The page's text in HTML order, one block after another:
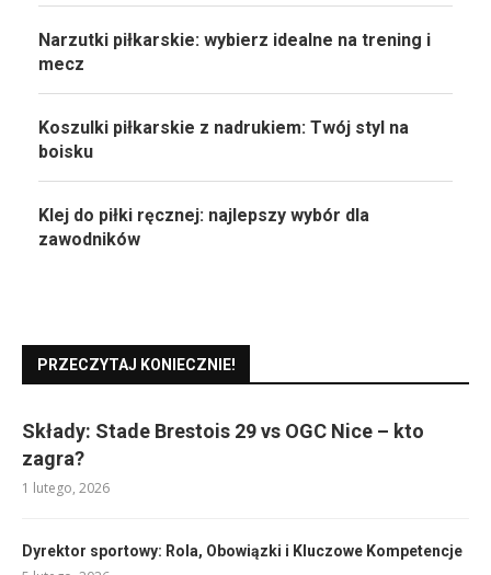
Narzutki piłkarskie: wybierz idealne na trening i
mecz
Koszulki piłkarskie z nadrukiem: Twój styl na
boisku
Klej do piłki ręcznej: najlepszy wybór dla
zawodników
PRZECZYTAJ KONIECZNIE!
Składy: Stade Brestois 29 vs OGC Nice – kto
zagra?
1 lutego, 2026
Dyrektor sportowy: Rola, Obowiązki i Kluczowe Kompetencje